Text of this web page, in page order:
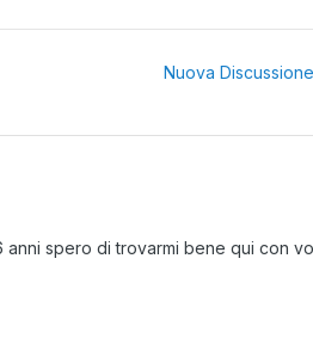
Nuova
anni spero di trovarmi bene qui con